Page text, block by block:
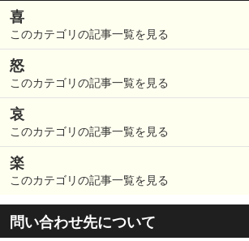
喜
このカテゴリの記事一覧を見る
怒
このカテゴリの記事一覧を見る
哀
このカテゴリの記事一覧を見る
楽
このカテゴリの記事一覧を見る
問い合わせ先について